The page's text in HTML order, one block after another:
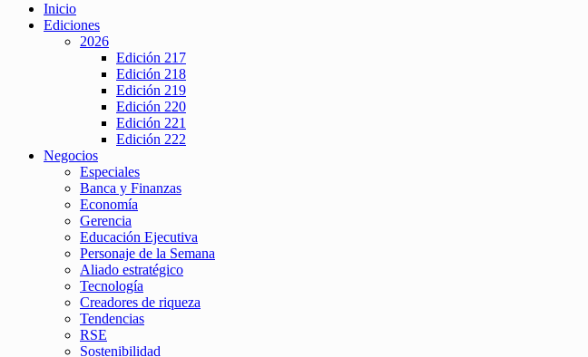
Inicio
Ediciones
2026
Edición 217
Edición 218
Edición 219
Edición 220
Edición 221
Edición 222
Negocios
Especiales
Banca y Finanzas
Economía
Gerencia
Educación Ejecutiva
Personaje de la Semana
Aliado estratégico
Tecnología
Creadores de riqueza
Tendencias
RSE
Sostenibilidad